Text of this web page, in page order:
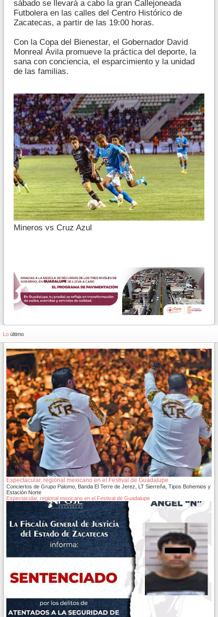
sábado se llevará a cabo la gran Callejoneada
Futbolera en las calles del Centro Histórico de
Zacatecas, a partir de las 19:00 horas.
Con la Copa del Bienestar, el Gobernador David
Monreal Ávila promueve la práctica del deporte, la
sana con conciencia, el esparcimiento y la unidad
de las familias.
Mineros vs Cruz Azul
Lo último
Espectacular, regional mexicano en el Festival de Guadalupe
Conciertos de Grupo Palomo, Banda El Terre de Jerez, LT Sierreña, Tipos Bohemios y
Estación Norte
Espectacular, regional mexicano en el Festival de Guadalupe